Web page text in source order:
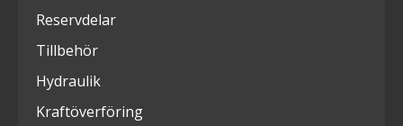
Reservdelar
Tillbehör
Hydraulik
Kraftöverföring